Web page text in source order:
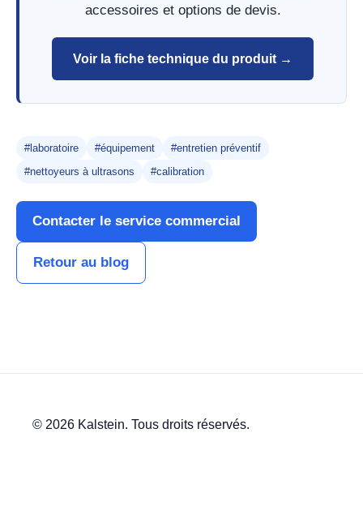
accessoires et options de devis.
Voir la fiche technique du produit →
#laboratoire #équipement
#entretien préventif
#nettoyeurs à ultrasons
#calibration
Contacter le service commercial
Retour au blog
© 2026 Kalstein. Tous droits réservés.